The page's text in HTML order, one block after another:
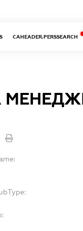
CAHEADER.PERSSEARCH